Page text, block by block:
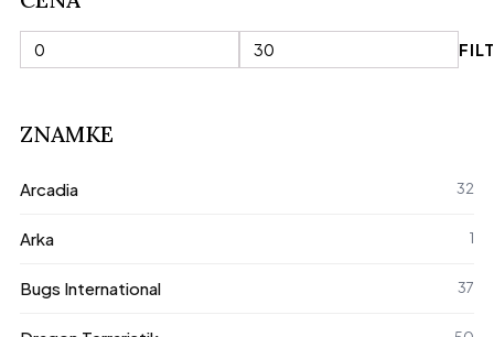
Min
Max
ZNAMKE
Arcadia 32
Arka 1
Bugs International 37